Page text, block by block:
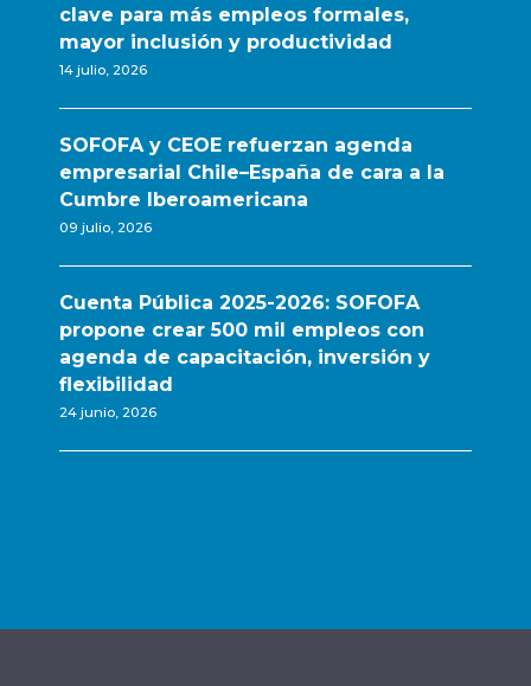
clave para más empleos formales,
mayor inclusión y productividad
14 julio, 2026
SOFOFA y CEOE refuerzan agenda
empresarial Chile–España de cara a la
Cumbre Iberoamericana
09 julio, 2026
Cuenta Pública 2025-2026: SOFOFA
propone crear 500 mil empleos con
agenda de capacitación, inversión y
flexibilidad
24 junio, 2026